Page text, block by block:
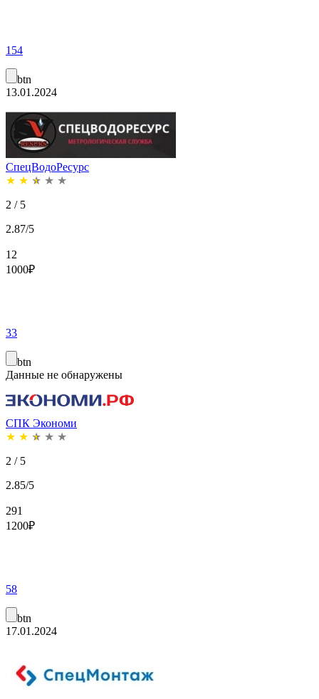
154
btn
13.01.2024
СпецВодоРесурс
★ ★ ★ ★ ★
2 / 5
2.87/5
12
1000₽
33
btn
Данные не обнаружены
СПК Экономи
★ ★ ★ ★ ★
2 / 5
2.85/5
291
1200₽
58
btn
17.01.2024